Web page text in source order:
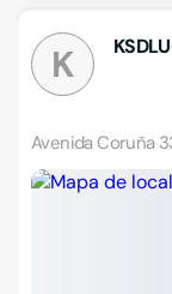
K
Avenida Coruña